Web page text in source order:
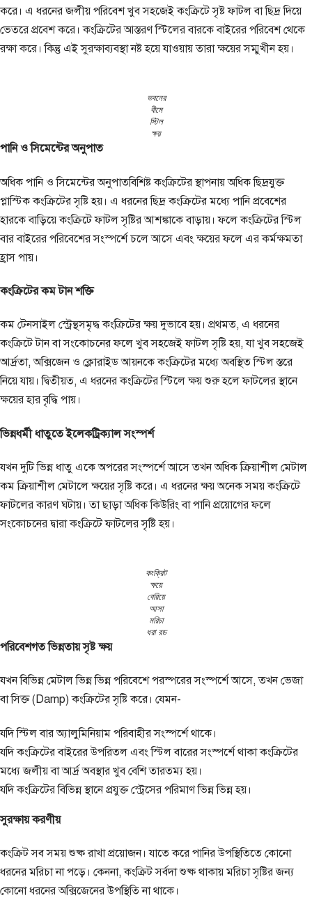
করে। এ ধরনের জলীয় পরিবেশ খুব সহজেই কংক্রিটে সৃষ্ট ফাটল বা ছিদ্র দিয়ে
ভেতরে প্রবেশ করে। কংক্রিটের আস্তরণ স্টিলের বারকে বাইরের পরিবেশ থেকে
রক্ষা করে। কিন্তু এই সুরক্ষাব্যবস্থা নষ্ট হয়ে যাওয়ায় তারা ক্ষয়ের সম্মুখীন হয়।
ভবনের
বীমে
স্টিল
ক্ষয়
পানি ও সিমেন্টের অনুপাত
অধিক পানি ও সিমেন্টের অনুপাতবিশিষ্ট কংক্রিটের স্থাপনায় অধিক ছিদ্রযুক্ত
প্লাস্টিক কংক্রিটের সৃষ্টি হয়। এ ধরনের ছিদ্র কংক্রিটের মধ্যে পানি প্রবেশের
হারকে বাড়িয়ে কংক্রিটে ফাটল সৃষ্টির আশঙ্কাকে বাড়ায়। ফলে কংক্রিটের স্টিল
বার বাইরের পরিবেশের সংস্পর্শে চলে আসে এবং ক্ষয়ের ফলে এর কর্মক্ষমতা
হ্রাস পায়।
কংক্রিটের কম টান শক্তি
কম টেনসাইল স্ট্রেন্থসমৃদ্ধ কংক্রিটের ক্ষয় দুভাবে হয়। প্রথমত, এ ধরনের
কংক্রিটে টান বা সংকোচনের ফলে খুব সহজেই ফাটল সৃষ্টি হয়, যা খুব সহজেই
আর্দ্রতা, অক্সিজেন ও ক্লোরাইড আয়নকে কংক্রিটের মধ্যে অবস্থিত স্টিল স্তরে
নিয়ে যায়। দ্বিতীয়ত, এ ধরনের কংক্রিটের স্টিলে ক্ষয় শুরু হলে ফাটলের স্থানে
ক্ষয়ের হার বৃদ্ধি পায়।
ভিন্নধর্মী ধাতুতে ইলেকট্রিক্যাল সংস্পর্শ
যখন দুটি ভিন্ন ধাতু একে অপরের সংস্পর্শে আসে তখন অধিক ক্রিয়াশীল মেটাল
কম ক্রিয়াশীল মেটালে ক্ষয়ের সৃষ্টি করে। এ ধরনের ক্ষয় অনেক সময় কংক্রিটে
ফাটলের কারণ ঘটায়। তা ছাড়া অধিক কিউরিং বা পানি প্রয়োগের ফলে
সংকোচনের দ্বারা কংক্রিটে ফাটলের সৃষ্টি হয়।
কংক্রিট
ক্ষয়ে
বেরিয়ে
আসা
মরিচা
ধরা রড
পরিবেশগত ভিন্নতায় সৃষ্ট ক্ষয়
যখন বিভিন্ন মেটাল ভিন্ন ভিন্ন পরিবেশে পরস্পরের সংস্পর্শে আসে, তখন ভেজা
বা সিক্ত (Damp) কংক্রিটের সৃষ্টি করে। যেমন-
যদি স্টিল বার অ্যালুমিনিয়াম পরিবাহীর সংস্পর্শে থাকে।
যদি কংক্রিটের বাইরের উপরিতল এবং স্টিল বারের সংস্পর্শে থাকা কংক্রিটের
মধ্যে জলীয় বা আর্দ্র অবস্থার খুব বেশি তারতম্য হয়।
যদি কংক্রিটের বিভিন্ন স্থানে প্রযুক্ত স্ট্রেসের পরিমাণ ভিন্ন ভিন্ন হয়।
সুরক্ষায় করণীয়
কংক্রিট সব সময় শুষ্ক রাখা প্রয়োজন। যাতে করে পানির উপস্থিতিতে কোনো
ধরনের মরিচা না পড়ে। কেননা, কংক্রিট সর্বদা শুষ্ক থাকায় মরিচা সৃষ্টির জন্য
কোনো ধরনের অক্সিজেনের উপস্থিতি না থাকে।